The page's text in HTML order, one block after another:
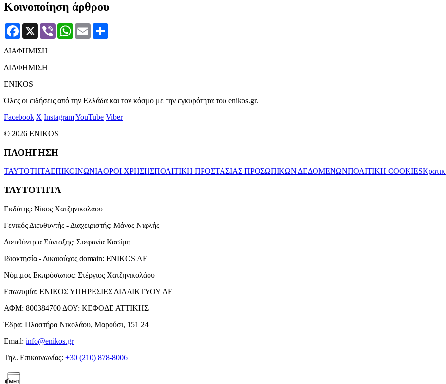
Κοινοποίηση άρθρου
Facebook
X Viber WhatsApp
Email
ΔΙΑΦΗΜΙΣΗ
ΔΙΑΦΗΜΙΣΗ
ENIKOS
Όλες οι ειδήσεις από την Ελλάδα και τον κόσμο με την εγκυρότητα του enikos.gr.
Facebook X InstagramYouTube Viber
© 2026 ENIKOS
ΠΛΟΗΓΗΣΗ
ΤΑΥΤΟΤΗΤΑΕΠΙΚΟΙΝΩΝΙΑΟΡΟΙ ΧΡΗΣΗΣΠΟΛΙΤΙΚΗ ΠΡΟΣΤΑΣΙΑΣ ΠΡΟΣΩΠΙΚΩΝ ΔΕΔΟΜΕΝΩΝΠΟΛΙΤΙΚΗ COOKIES
ΤΑΥΤΟΤΗΤΑ
Εκδότης: Νίκος Χατζηνικολάου
Γενικός Διευθυντής - Διαχειριστής: Μάνος Νιφλής
Διευθύντρια Σύνταξης: Στεφανία Κασίμη
Ιδιοκτησία - Δικαιούχος domain: ENIKOS AE
Νόμιμος Εκπρόσωπος: Στέργιος Χατζηνικολάου
Επωνυμία: ΕΝΙΚΟΣ ΥΠΗΡΕΣΙΕΣ ΔΙΑΔΙΚΤΥΟΥ ΑΕ
ΑΦΜ: 800384700 ΔΟΥ: ΚΕΦΟΔΕ ΑΤΤΙΚΗΣ
Έδρα: Πλαστήρα Νικολάου, Μαρούσι, 151 24
Email: info@enikos.gr
Τηλ. Επικοινωνίας: +30 (210) 878-8006